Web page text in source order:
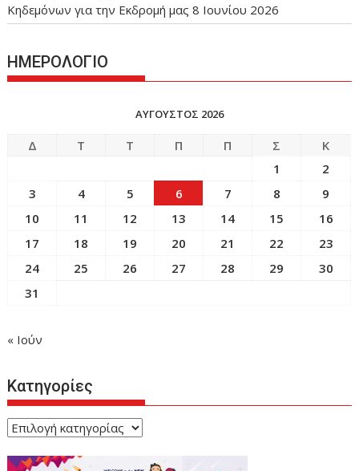
Κηδεμόνων για την Εκδρομή μας 8 Ιουνίου 2026
ΗΜΕΡΟΛΟΓΙΟ
ΑΎΓΟΥΣΤΟΣ 2026
Δ Τ Τ Π Π Σ
Κ
1
2
3
4 5 6 7 8
9
10
11 12 13 14 15
16
17
18 19 20 21 22
23
24
25 26 27 28 29
30
31
« Ιούν
Κατηγορίες
Κατηγορίες